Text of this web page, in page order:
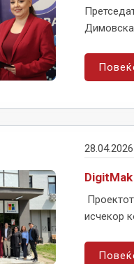
28.04.2026
исчекор